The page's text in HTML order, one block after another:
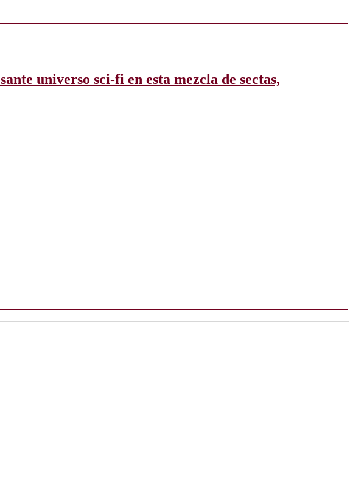
universo sci-fi en esta mezcla de sectas,